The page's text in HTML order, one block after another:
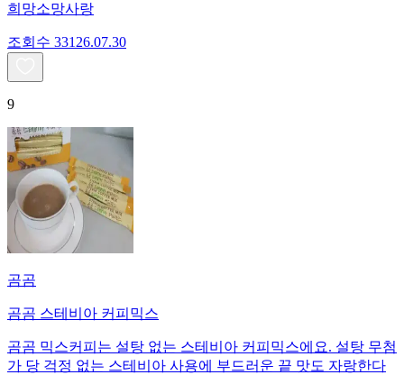
희망소망사랑
조회수 331 26.07.30
9
곰곰
곰곰 스테비아 커피믹스
곰곰 믹스커피는 설탕 없는 스테비아 커피믹스에요. 설탕 무첨
가 당 걱정 없는 스테비아 사용에 부드러운 끝 맛도 자랑한다